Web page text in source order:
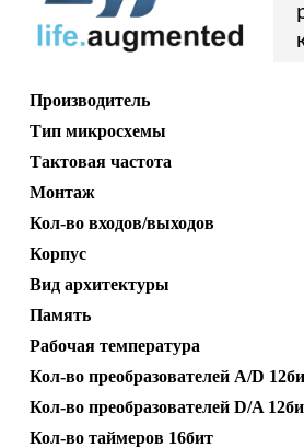
Производитель
Тип микросхемы
Тактовая частота
Монтаж
Кол-во входов/выходов
Корпус
Вид архитектуры
Память
Рабочая температура
Кол-во преобразователей A/D
Кол-во преобразователей D/A
Кол-во таймеров 16бит